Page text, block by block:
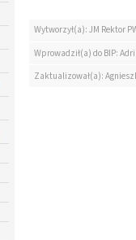
Wytworzył(a): JM Rektor
Wprowadził(a) do BIP:
Zaktualizował(a):